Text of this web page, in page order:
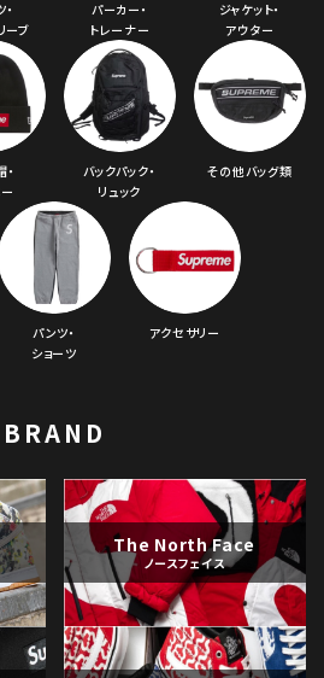
ーブ
パーカー・
トレーナー
ジャケット・
アウター
バックパック・
リュック
その他バッグ類
パンツ・
ショーツ
アクセサリー
BRAND
The North Face
ノースフェイス